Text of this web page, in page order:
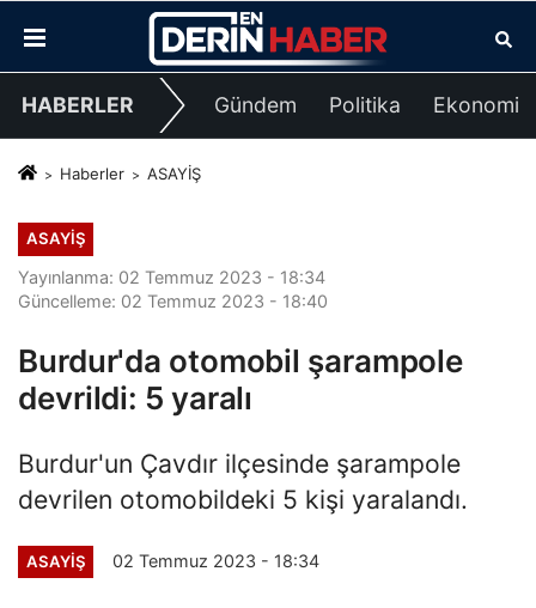
HABERLER Gündem Politika Ekonomi
Haberler ASAYİŞ
ASAYİŞ
Yayınlanma: 02 Temmuz 2023 - 18:34
Güncelleme: 02 Temmuz 2023 - 18:40
Burdur'da otomobil şarampole
devrildi: 5 yaralı
Burdur'un Çavdır ilçesinde şarampole
devrilen otomobildeki 5 kişi yaralandı.
ASAYİŞ 02 Temmuz 2023 - 18:34